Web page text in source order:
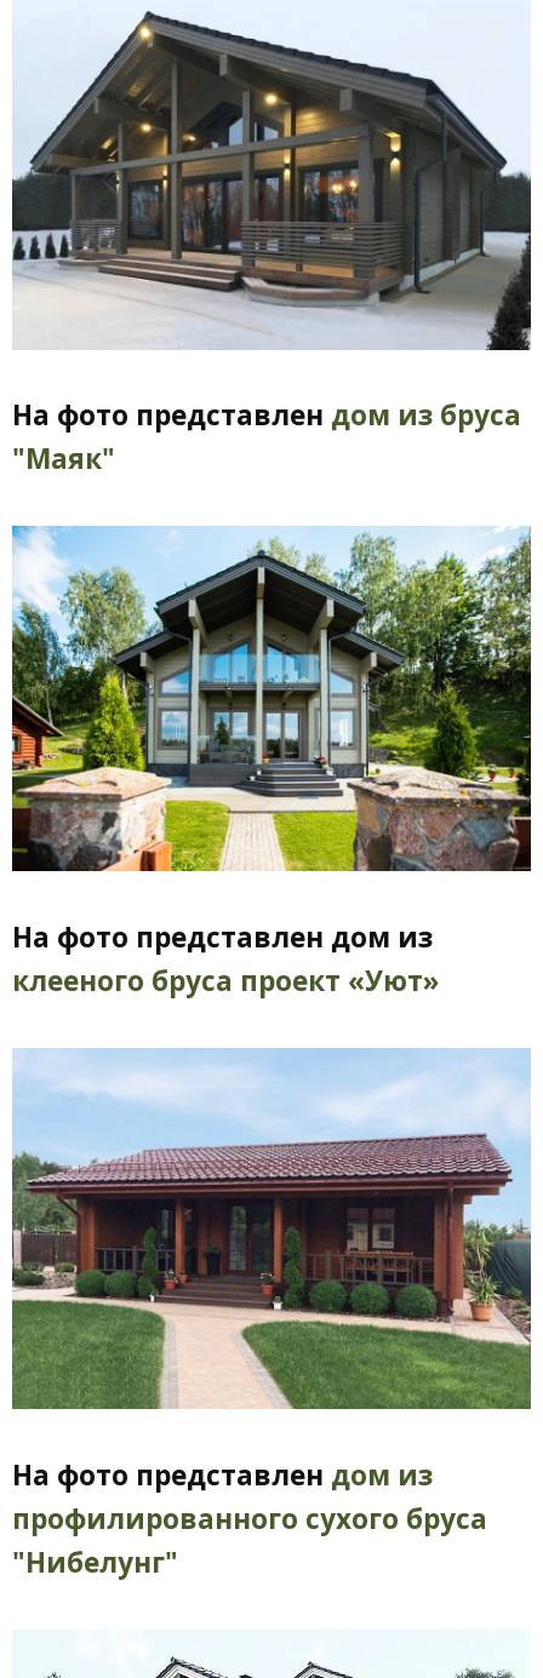
На фото представлен дом из бруса
"Маяк"
На фото представлен дом из
клееного бруса проект «Уют»
На фото представлен дом из
профилированного сухого бруса
"Нибелунг"